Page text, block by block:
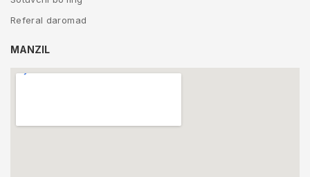
Referal daromad
MANZIL